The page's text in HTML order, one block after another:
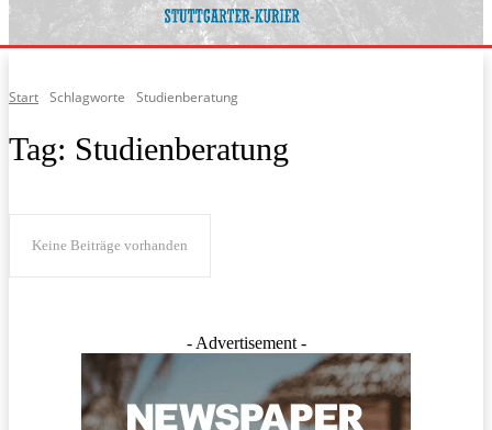
Start Schlagworte Studienberatung
Tag: Studienberatung
Keine Beiträge vorhanden
- Advertisement -